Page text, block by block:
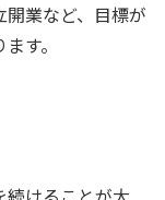
業など、目標が
す。